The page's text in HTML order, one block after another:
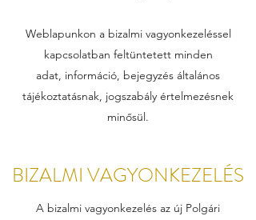
Weblapunkon a bizalmi vagyonkezeléssel
kapcsolatban feltüntetett minden
adat, információ, bejegyzés általános
tájékoztatásnak, jogszabály értelmezésnek
minősül.
BIZALMI VAGYONKEZELÉS
A bizalmi vagyonkezelés az új Polgári